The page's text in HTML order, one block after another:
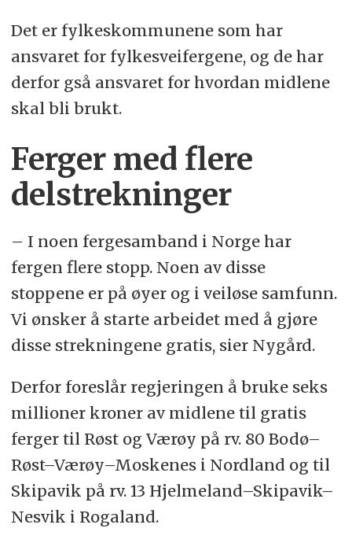
Det er fylkeskommunene som har
ansvaret for fylkesveifergene, og de har
derfor gså ansvaret for hvordan midlene
skal bli brukt.
Ferger med flere
delstrekninger
– I noen fergesamband i Norge har
fergen flere stopp. Noen av disse
stoppene er på øyer og i veiløse samfunn.
Vi ønsker å starte arbeidet med å gjøre
disse strekningene gratis, sier Nygård.
Derfor foreslår regjeringen å bruke seks
millioner kroner av midlene til gratis
ferger til Røst og Værøy på rv. 80 Bodø–
Røst–Værøy–Moskenes i Nordland og til
Skipavik på rv. 13 Hjelmeland–Skipavik–
Nesvik i Rogaland.